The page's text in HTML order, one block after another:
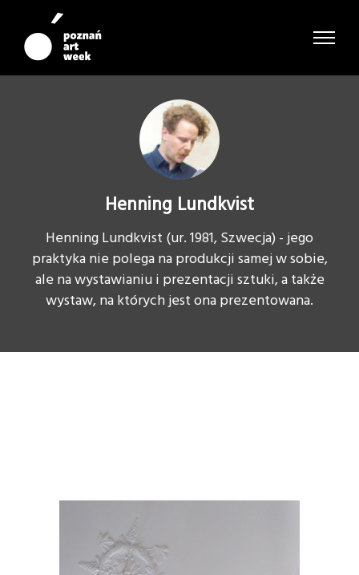
Henning Lundkvist
Henning Lundkvist (ur. 1981, Szwecja) - jego
praktyka nie polega na produkcji samej w sobie,
ale na wystawianiu i prezentacji sztuki, a także
wystaw, na których jest ona prezentowana.